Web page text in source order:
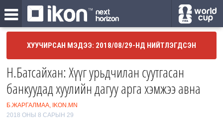
ХУУЧИРСАН МЭДЭЭ: 2018/08/29-НД НИЙТЛЭГДСЭН
Н.Батсайхан: Хүүг урьдчилан суутгасан
банкуудад хуулийн дагуу арга хэмжээ авна
Б.ЖАРГАЛМАА, IKON.MN
2018 ОНЫ 8 САРЫН 29